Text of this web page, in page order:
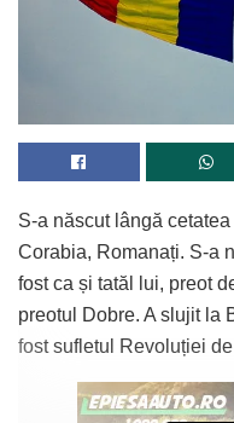
S-a născut lângă
Corabia, Romanați. S-a
fost ca și tatăl lui, preot
preotul Dobre. A slujit la
fost sufletul Revoluției